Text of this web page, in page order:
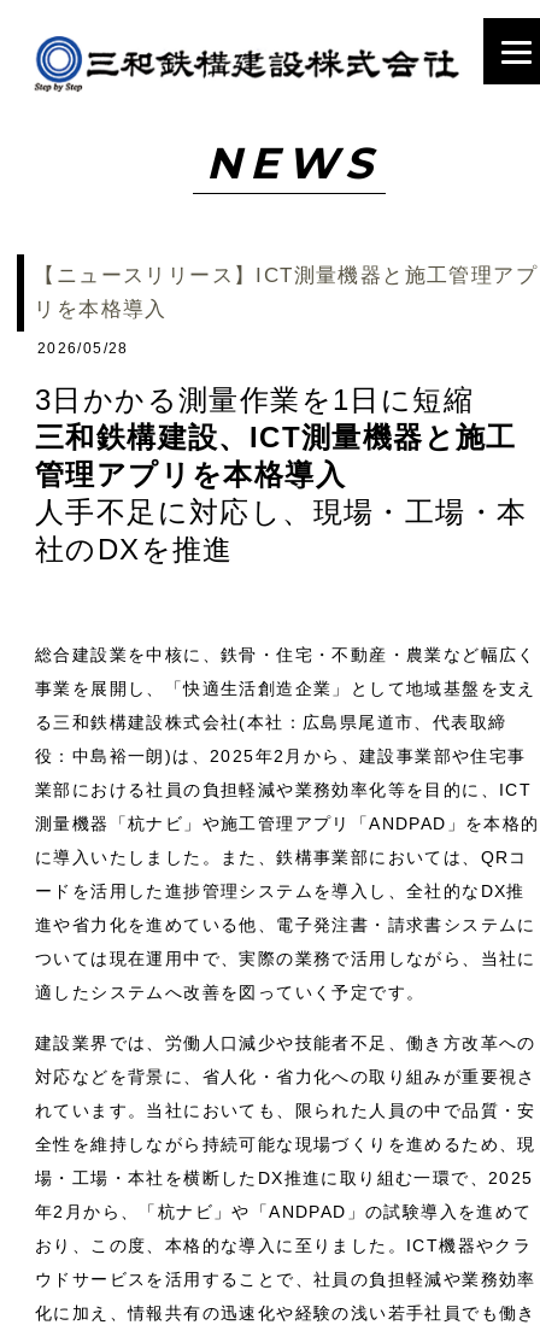
NEWS
【ニュースリリース】ICT測量機器と施工管理アプ
リを本格導入
2026/05/28
3日かかる測量作業を1日に短縮
三和鉄構建設、ICT測量機器と施工
管理アプリを本格導入
人手不足に対応し、現場・工場・本
社のDXを推進
総合建設業を中核に、鉄骨・住宅・不動産・農業など幅広く
事業を展開し、「快適生活創造企業」として地域基盤を支え
る三和鉄構建設株式会社(本社：広島県尾道市、代表取締
役：中島裕一朗)は、2025年2月から、建設事業部や住宅事
業部における社員の負担軽減や業務効率化等を目的に、ICT
測量機器「杭ナビ」や施工管理アプリ「ANDPAD」を本格的
に導入いたしました。また、鉄構事業部においては、QRコ
ードを活用した進捗管理システムを導入し、全社的なDX推
進や省力化を進めている他、電子発注書・請求書システムに
ついては現在運用中で、実際の業務で活用しながら、当社に
適したシステムへ改善を図っていく予定です。
建設業界では、労働人口減少や技能者不足、働き方改革への
対応などを背景に、省人化・省力化への取り組みが重要視さ
れています。当社においても、限られた人員の中で品質・安
全性を維持しながら持続可能な現場づくりを進めるため、現
場・工場・本社を横断したDX推進に取り組む一環で、2025
年2月から、「杭ナビ」や「ANDPAD」の試験導入を進めて
おり、この度、本格的な導入に至りました。ICT機器やクラ
ウドサービスを活用することで、社員の負担軽減や業務効率
化に加え、情報共有の迅速化や経験の浅い若手社員でも働き